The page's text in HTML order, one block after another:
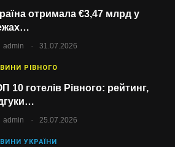
отримала €3,47 млрд у
admin . 31.07.2026
РІВНОГО
10 готелів Рівного: рейтинг,
admin . 25.07.2026
УКРАЇНИ